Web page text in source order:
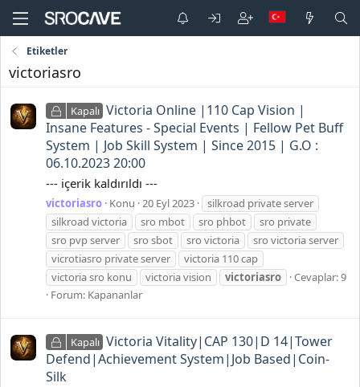
Etiketler
victoriasro
Kapalı Victoria Online |110 Cap Vision |
Insane Features - Special Events | Fellow Pet Buff
System | Job Skill System | Since 2015 | G.O :
06.10.2023 20:00
--- içerik kaldırıldı ---
victoriasro Konu 20 Eyl 2023
silkroad private server
silkroad victoria
sro mbot sro phbot
sro private
sro pvp server
sro sbot sro victoria
sro victoria server
vicrotiasro private server
victoria 110 cap
victoria sro konu
victoria vision victoriasro
Cevaplar: 9
Forum: Kapananlar
Kapalı Victoria Vitality|CAP 130|D 14|Tower
Defend|Achievement System|Job Based|Coin-
Silk